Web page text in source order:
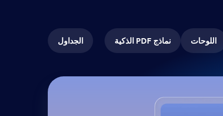
اللوحات نماذج PDF الذكية الجداول